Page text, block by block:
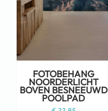
FOTOBEHANG
NOORDERLICHT
BOVEN BESNEEUWD
POOLPAD